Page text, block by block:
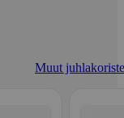
Muut